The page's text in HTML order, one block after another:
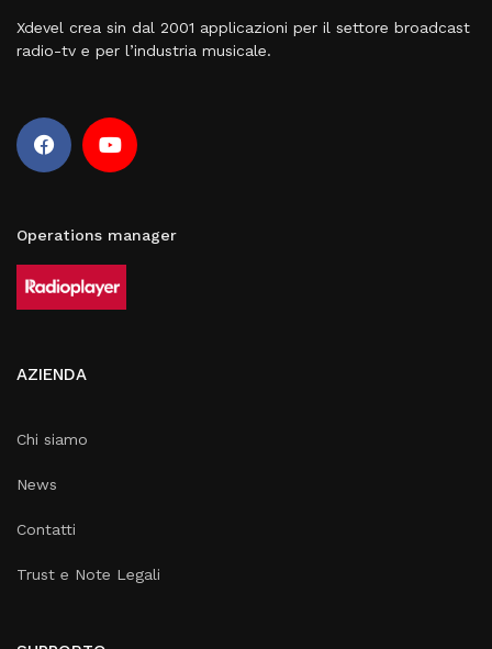
Xdevel crea sin dal 2001 applicazioni per il settore broadcast
radio-tv e per l’industria musicale.
Operations manager
AZIENDA
Chi siamo
News
Contatti
Trust e Note Legali